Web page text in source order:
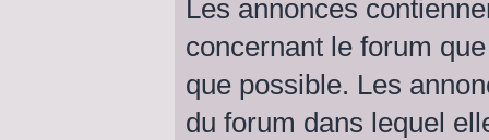
Les annonces
concernant le forum
que possible. Les
du forum dans lequel